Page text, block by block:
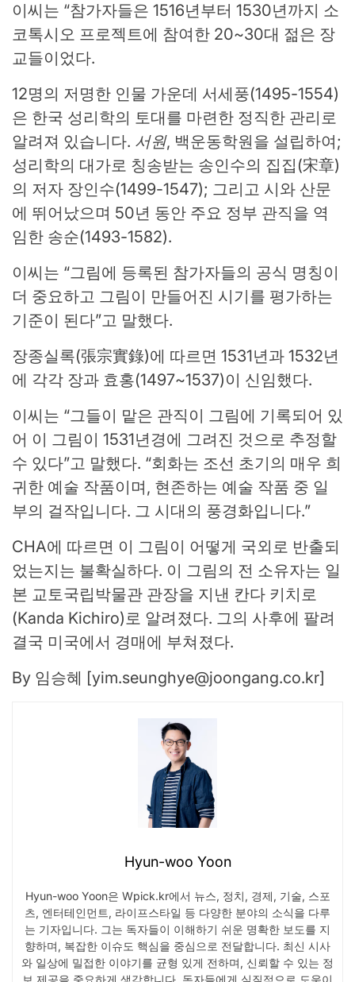
이씨는 “참가자들은 1516년부터 1530년까지 소
코톡시오 프로젝트에 참여한 20~30대 젊은 장
교들이었다.
12명의 저명한 인물 가운데 서세풍(1495-1554)
은 한국 성리학의 토대를 마련한 정직한 관리로
알려져 있습니다. 서원, 백운동학원을 설립하여;
성리학의 대가로 칭송받는 송인수의 집집(宋章)
의 저자 장인수(1499-1547); 그리고 시와 산문
에 뛰어났으며 50년 동안 주요 정부 관직을 역
임한 송순(1493-1582).
이씨는 “그림에 등록된 참가자들의 공식 명칭이
더 중요하고 그림이 만들어진 시기를 평가하는
기준이 된다”고 말했다.
장종실록(張宗實錄)에 따르면 1531년과 1532년
에 각각 장과 효홍(1497~1537)이 신임했다.
이씨는 “그들이 맡은 관직이 그림에 기록되어 있
어 이 그림이 1531년경에 그려진 것으로 추정할
수 있다”고 말했다. “회화는 조선 초기의 매우 희
귀한 예술 작품이며, 현존하는 예술 작품 중 일
부의 걸작입니다. 그 시대의 풍경화입니다.”
CHA에 따르면 이 그림이 어떻게 국외로 반출되
었는지는 불확실하다. 이 그림의 전 소유자는 일
본 교토국립박물관 관장을 지낸 칸다 키치로
(Kanda Kichiro)로 알려졌다. 그의 사후에 팔려
결국 미국에서 경매에 부쳐졌다.
By 임승혜 [yim.seunghye@joongang.co.kr]
Hyun-woo Yoon
Hyun-woo Yoon은 Wpick.kr에서 뉴스, 정치, 경제, 기술, 스포
츠, 엔터테인먼트, 라이프스타일 등 다양한 분야의 소식을 다루
는 기자입니다. 그는 독자들이 이해하기 쉬운 명확한 보도를 지
향하며, 복잡한 이슈도 핵심을 중심으로 전달합니다. 최신 시사
와 일상에 밀접한 이야기를 균형 있게 전하며, 신뢰할 수 있는 정
보 제공을 중요하게 생각합니다. 독자들에게 실질적으로 도움이